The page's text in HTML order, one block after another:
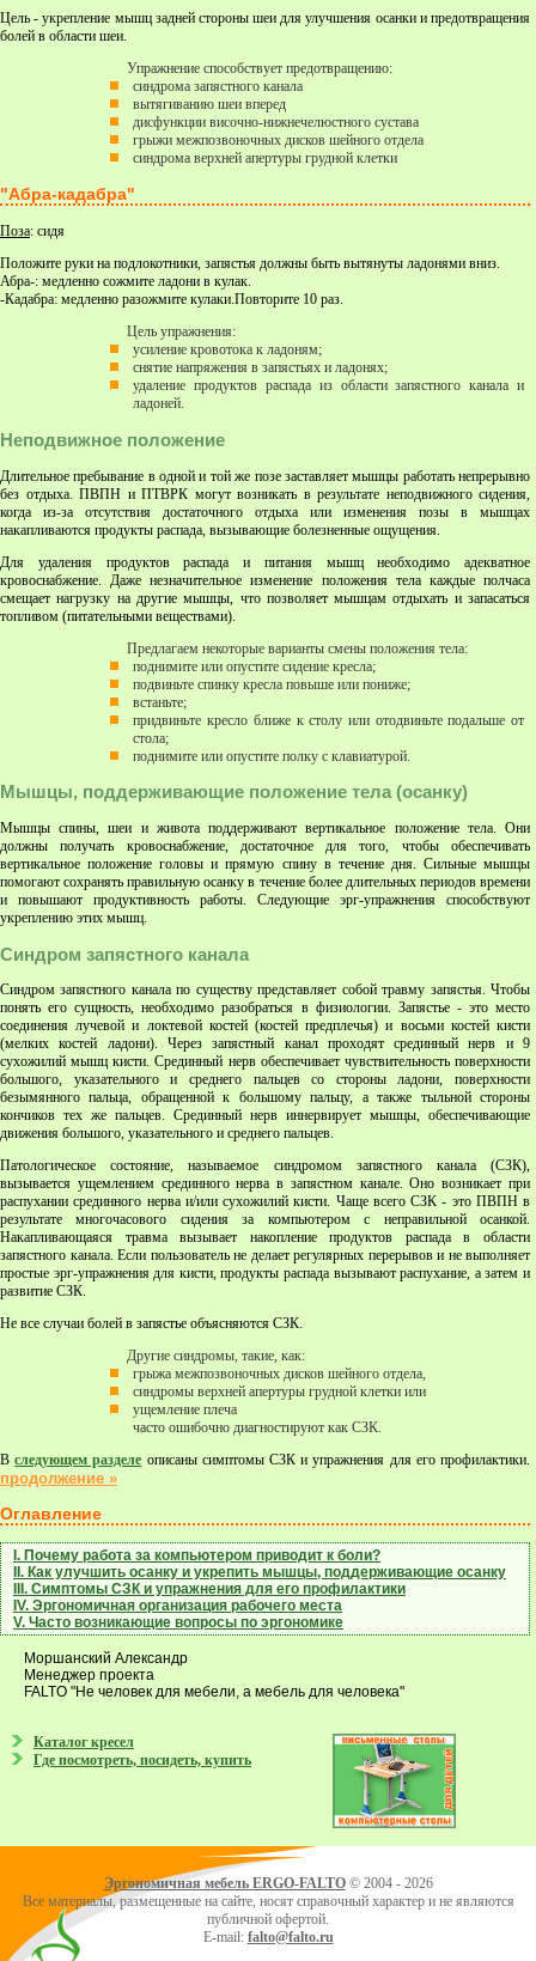
Цель - укрепление мышц задней стороны шеи для улучшения осанки и предотвращения
болей в области шеи.
Упражнение способствует предотвращению:
синдрома запястного канала
вытягиванию шеи вперед
дисфункции височно-нижнечелюстного сустава
грыжи межпозвоночных дисков шейного отдела
синдрома верхней апертуры грудной клетки
"Абра-кадабра"
Поза: сидя
Положите руки на подлокотники, запястья должны быть вытянуты ладонями вниз.
Абра-: медленно сожмите ладони в кулак.
-Кадабра: медленно разожмите кулаки.Повторите 10 раз.
Цель упражнения:
усиление кровотока к ладоням;
снятие напряжения в запястьях и ладонях;
удаление продуктов распада из области запястного канала и
ладоней.
Неподвижное положение
Длительное пребывание в одной и той же позе заставляет мышцы работать непрерывно
без отдыха. ПВПН и ПТВРК могут возникать в результате неподвижного сидения,
когда из-за отсутствия достаточного отдыха или изменения позы в мышцах
накапливаются продукты распада, вызывающие болезненные ощущения.
Для удаления продуктов распада и питания мышц необходимо адекватное
кровоснабжение. Даже незначительное изменение положения тела каждые полчаса
смещает нагрузку на другие мышцы, что позволяет мышцам отдыхать и запасаться
топливом (питательными веществами).
Предлагаем некоторые варианты смены положения тела:
поднимите или опустите сидение кресла;
подвиньте спинку кресла повыше или пониже;
встаньте;
придвиньте кресло ближе к столу или отодвиньте подальше от
стола;
поднимите или опустите полку с клавиатурой.
Мышцы, поддерживающие положение тела (осанку)
Мышцы спины, шеи и живота поддерживают вертикальное положение тела. Они
должны получать кровоснабжение, достаточное для того, чтобы обеспечивать
вертикальное положение головы и прямую спину в течение дня. Сильные мышцы
помогают сохранять правильную осанку в течение более длительных периодов времени
и повышают продуктивность работы. Следующие эрг-упражнения способствуют
укреплению этих мышц.
Синдром запястного канала
Синдром запястного канала по существу представляет собой травму запястья. Чтобы
понять его сущность, необходимо разобраться в физиологии. Запястье - это место
соединения лучевой и локтевой костей (костей предплечья) и восьми костей кисти
(мелких костей ладони). Через запястный канал проходят срединный нерв и 9
сухожилий мышц кисти. Срединный нерв обеспечивает чувствительность поверхности
большого, указательного и среднего пальцев со стороны ладони, поверхности
безымянного пальца, обращенной к большому пальцу, а также тыльной стороны
кончиков тех же пальцев. Срединный нерв иннервирует мышцы, обеспечивающие
движения большого, указательного и среднего пальцев.
Патологическое состояние, называемое синдромом запястного канала (СЗК),
вызывается ущемлением срединного нерва в запястном канале. Оно возникает при
распухании срединного нерва и/или сухожилий кисти. Чаще всего СЗК - это ПВПН в
результате многочасового сидения за компьютером с неправильной осанкой.
Накапливающаяся травма вызывает накопление продуктов распада в области
запястного канала. Если пользователь не делает регулярных перерывов и не выполняет
простые эрг-упражнения для кисти, продукты распада вызывают распухание, а затем и
развитие СЗК.
Не все случаи болей в запястье объясняются СЗК.
Другие синдромы, такие, как:
грыжа межпозвоночных дисков шейного отдела,
синдромы верхней апертуры грудной клетки или
ущемление плеча
часто ошибочно диагностируют как СЗК.
Вследующем разделе описаны симптомы СЗК и упражнения для его профилактики.
продолжение »
Оглавление
I. Почему работа за компьютером приводит к боли?
II. Как улучшить осанку и укрепить мышцы, поддерживающие осанку
III. Cимптомы СЗК и упражнения для его профилактики
IV. Эргономичная организация рабочего места
V. Часто возникающие вопросы по эргономике
Моршанский Александр
Менеджер проекта
FALTO "Не человек для мебели, а мебель для человека"
Каталог кресел
Где посмотреть, посидеть, купить
Эргономичная мебель ERGO-FALTO© 2004 - 2026
Все материалы, размещенные на сайте, носят справочный характер и не являются
публичной офертой.
E-mail: falto@falto.ru